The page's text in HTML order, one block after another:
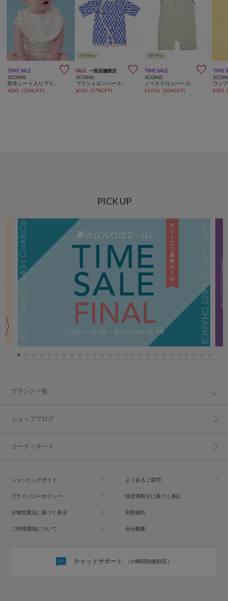
TIME SALE 
3COINS
¥280 (15%OFF)
SALE 一部店舗限定 
3COINS
¥550 (37%OFF)
TIME SALE 
3COINS
¥1,056 (20%OFF)
TIME
ワッ
¥385
PICK UP
ブランド一覧
ショップブログ
コーディネート
ショッピングガイド よくあるご質問
プライバシーポリシー 特定商取引に基づく表記
古物営業法に基づく表示 利用規約
ご利用環境について 会社概要
チャットサポート （24時間自動対応）